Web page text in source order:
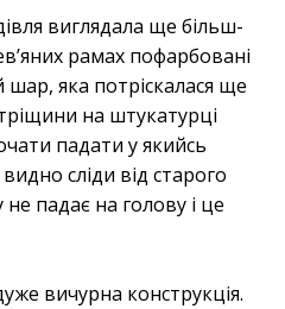
виглядала ще більш-
рамах пофарбовані
яка потріскалася ще
на штукатурці
падати у якийсь
сліди від старого
падає на голову і це
вичурна конструкція.